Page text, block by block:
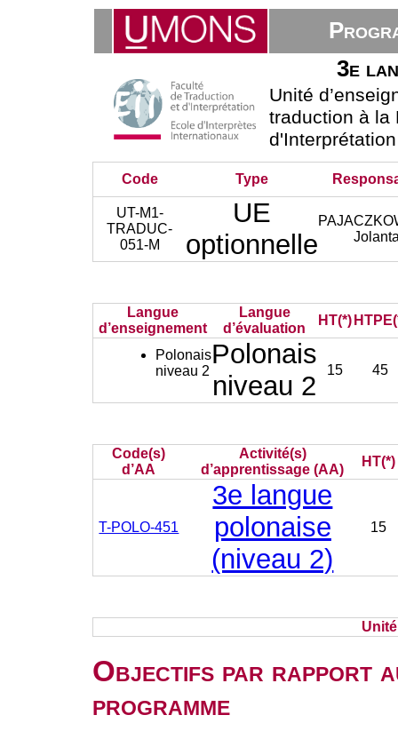
3e
Unité
traduction à la
Code Type
UT-M1-
TRADUC-
051-M
UE
optionnelle
Langue
d’enseignement
Langue
d’évaluation
HT(*)
Polonais
niveau 2
Polonais
niveau 2
15 45
Code(s)
d’AA
Activité(s)
d’apprentissage (AA)
HT(*)
T-POLO-451
3e langue
polonaise
(niveau 2)
15
Objectifs par rapport
programme